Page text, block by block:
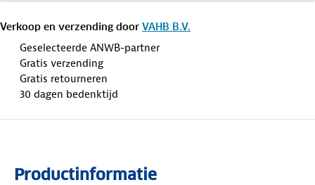
Verkoop en verzending door VAHB B.V.
Geselecteerde ANWB-partner
Gratis verzending
Gratis retourneren
30 dagen bedenktijd
Productinformatie